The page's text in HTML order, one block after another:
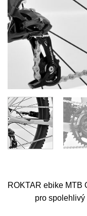
ROKTAR ebike MTB
pro spolehlivý